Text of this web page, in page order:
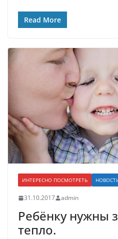
Read More
ИНТЕРЕСНО ПОСМОТРЕТЬ
31.10.2017 admin
Ребёнку нужны
тепло.